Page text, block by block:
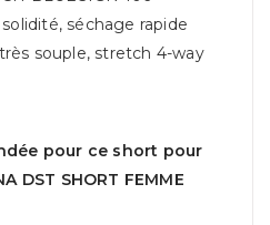
séchage rapide
souple, stretch 4-way
pour ce short pour
DST SHORT FEMME